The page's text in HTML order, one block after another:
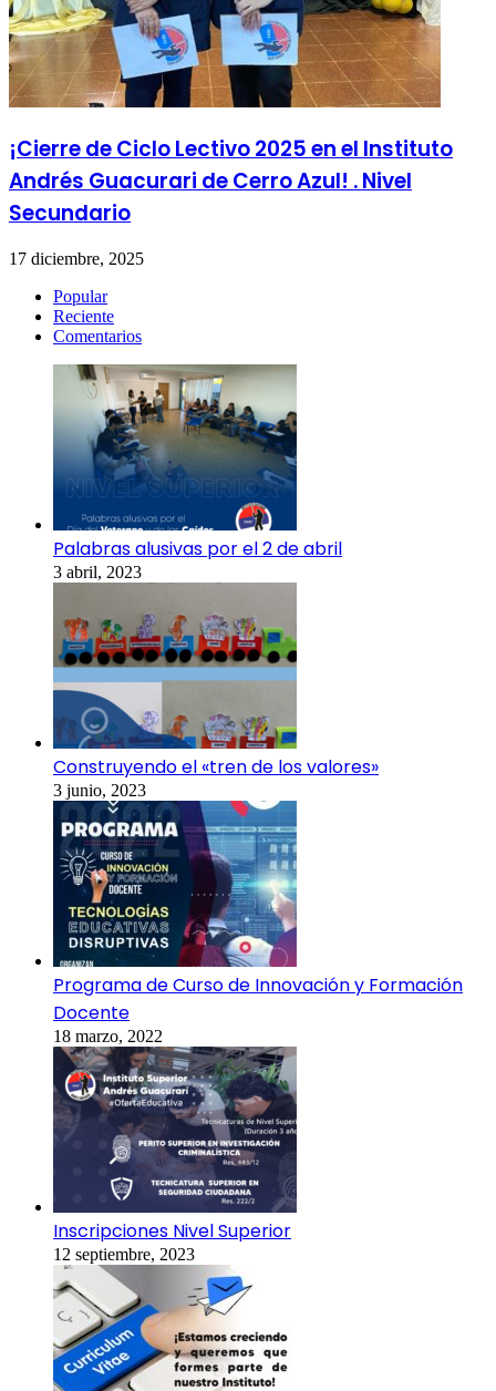
¡Cierre de Ciclo Lectivo 2025 en el Instituto
Andrés Guacurari de Cerro Azul! . Nivel
Secundario
17 diciembre, 2025
Popular
Reciente
Comentarios
Palabras alusivas por el 2 de abril
3 abril, 2023
Construyendo el «tren de los valores»
3 junio, 2023
Programa de Curso de Innovación y Formación
Docente
18 marzo, 2022
Inscripciones Nivel Superior
12 septiembre, 2023